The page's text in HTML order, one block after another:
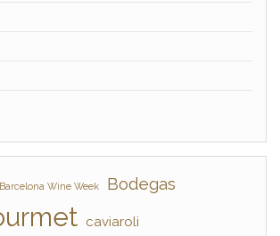
Barcelona Wine Week Bodegas
caviaroli